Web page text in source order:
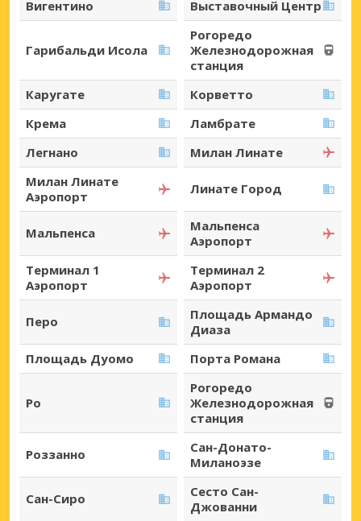
Вигентино Выставочный Центр
Гарибальди Исола
Рогоредо
Железнодорожная
станция
Каругате
Корветто
Крема
Ламбрате
Легнано
Милан Линате
Милан Линате
Аэропорт
Линате Город
Мальпенса
Мальпенса
Аэропорт
Терминал 1
Аэропорт
Терминал 2
Аэропорт
Перо
Площадь Армандо
Диаза
Площадь Дуомо
Порта Романа
Ро
Рогоредо
Железнодорожная
станция
Роззанно
Сан-Донато-
Миланоэзе
Сан-Сиро
Сесто Сан-
Джованни